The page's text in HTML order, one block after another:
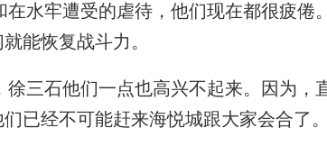
水牢遭受的虐待，他们现在都很疲倦
能恢复战斗力。
三石他们一点也高兴不起来。因为，
已经不可能赶来海悦城跟大家会合了。